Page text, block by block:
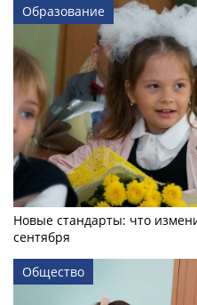
Образование
Новые стандарты: что
сентября
Общество